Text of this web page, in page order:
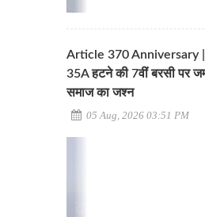
Article 370 Anniversary
35A हटने की 7वीं बरसी पर
समाज का जश्न
05 Aug, 2026 03:51 PM